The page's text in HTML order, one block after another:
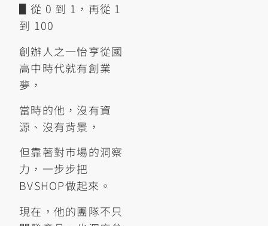
▋從 0 到 1，再從 1
到 100
創辦人之一怡亨從國
高中時代就有創業
夢，
當時的他，沒有資
源、沒有背景，
但靠著對市場的洞察
力，一步步把
BVSHOP做起來。
現在，他的團隊不只